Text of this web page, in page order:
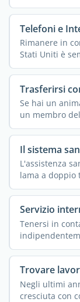
Telefoni e
Rimanere in
Stati Uniti è
Trasferirsi
Se hai un
un membro
Il sistema
L'assistenza
lama a doppio
Servizio
Tenersi in
Trovare
Negli ultimi
cresciuta con